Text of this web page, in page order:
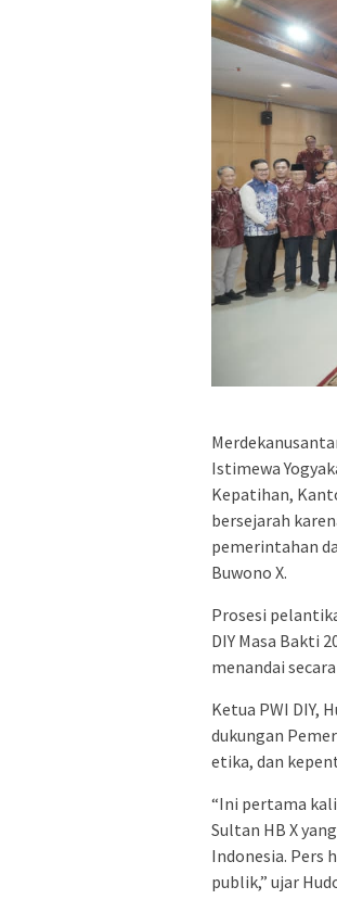
Istimewa
Kepatihan,
bersejarah
pemerintahan
Buwono X.
Prosesi
DIY Masa Bakti
menandai
Ketua PWI DIY,
dukungan
etika, dan
“Ini pertama
Sultan HB X
Indonesia. Pers
publik,” ujar